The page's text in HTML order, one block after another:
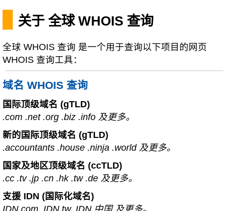
关于 全球 WHOIS 查询
全球 WHOIS 查询 是一个用于查询以下项目的网页
WHOIS 查询工具：
域名 WHOIS 查询
国际顶级域名 (gTLD)
.com .net .org .biz .info 及更多。
新的国际顶级域名 (gTLD)
.accountants .house .ninja .world 及更多。
国家及地区顶级域名 (ccTLD)
.cc .tv .jp .cn .hk .tw .de 及更多。
支援 IDN (国际化域名)
IDN.com, IDN.tw, IDN.中国 及更多。